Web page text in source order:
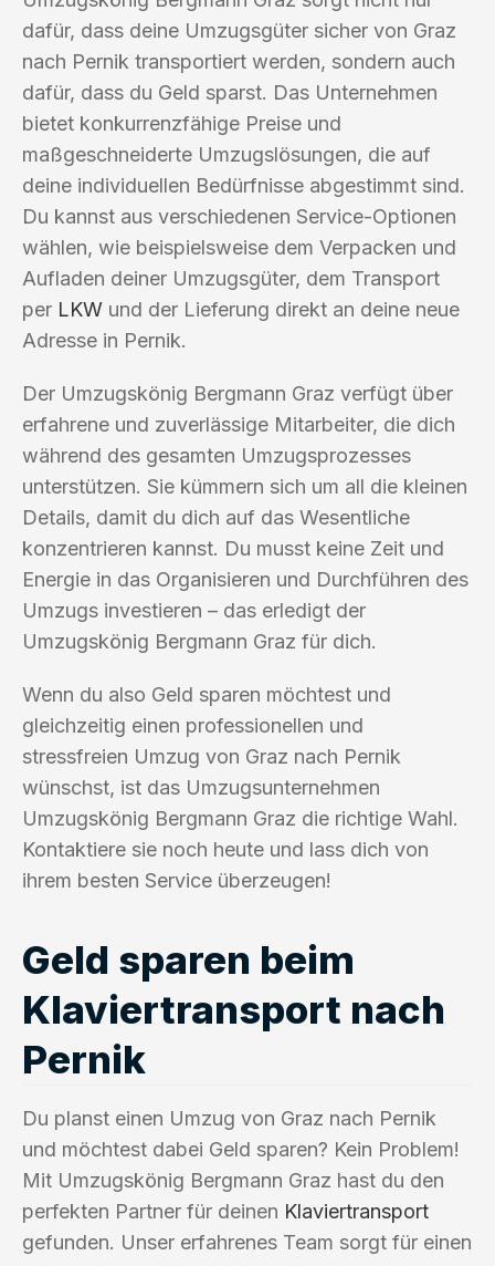
dafür, dass deine Umzugsgüter sicher von Graz
nach Pernik transportiert werden, sondern auch
dafür, dass du Geld sparst. Das Unternehmen
bietet konkurrenzfähige Preise und
maßgeschneiderte Umzugslösungen, die auf
deine individuellen Bedürfnisse abgestimmt sind.
Du kannst aus verschiedenen Service-Optionen
wählen, wie beispielsweise dem Verpacken und
Aufladen deiner Umzugsgüter, dem Transport
per LKW und der Lieferung direkt an deine neue
Adresse in Pernik.
Der Umzugskönig Bergmann Graz verfügt über
erfahrene und zuverlässige Mitarbeiter, die dich
während des gesamten Umzugsprozesses
unterstützen. Sie kümmern sich um all die kleinen
Details, damit du dich auf das Wesentliche
konzentrieren kannst. Du musst keine Zeit und
Energie in das Organisieren und Durchführen des
Umzugs investieren – das erledigt der
Umzugskönig Bergmann Graz für dich.
Wenn du also Geld sparen möchtest und
gleichzeitig einen professionellen und
stressfreien Umzug von Graz nach Pernik
wünschst, ist das Umzugsunternehmen
Umzugskönig Bergmann Graz die richtige Wahl.
Kontaktiere sie noch heute und lass dich von
ihrem besten Service überzeugen!
Geld sparen beim
Klaviertransport nach
Pernik
Du planst einen Umzug von Graz nach Pernik
und möchtest dabei Geld sparen? Kein Problem!
Mit Umzugskönig Bergmann Graz hast du den
perfekten Partner für deinen Klaviertransport
gefunden. Unser erfahrenes Team sorgt für einen